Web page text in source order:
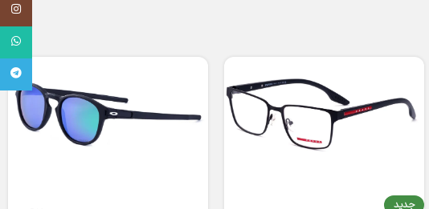
جدید
واتساپ
تلگرام